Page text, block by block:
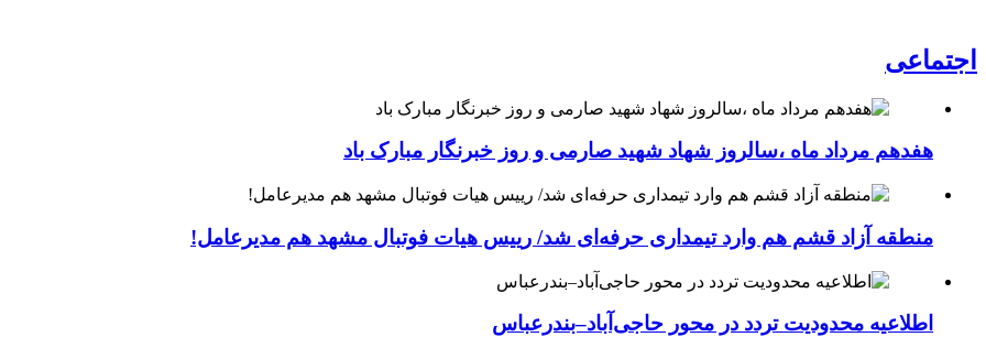
اجتماعی
هفدهم مرداد ماه ،سالروز شهاد شهید صارمی و روز خبرنگار مبارک باد
منطقه آزاد قشم هم وارد تیمداری حرفه‌ای شد/ رییس هیات فوتبال مشهد هم مدیرعامل!
اطلاعیه محدودیت تردد در محور حاجی‌آباد–بندرعباس